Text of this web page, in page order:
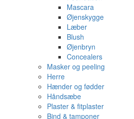
Mascara
Øjenskygge
Læber
Blush
Øjenbryn
Concealers
Masker og peeling
Herre
Hænder og fødder
Håndsæbe
Plaster & fitplaster
Bind & tamponer